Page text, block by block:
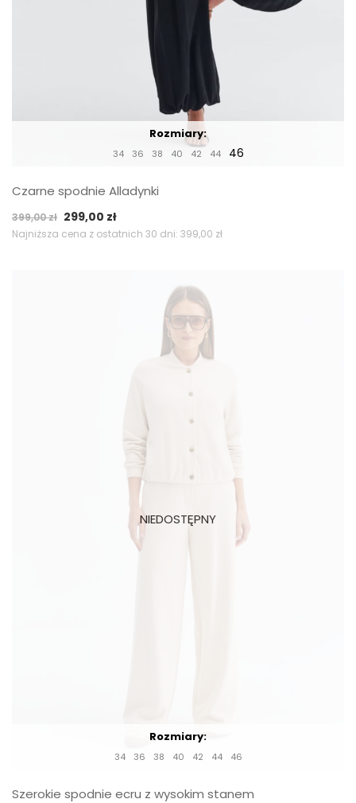
Rozmiary:
34 36 38 40 42 44 46
Czarne spodnie Alladynki
399,00zł Pierwotna
cena
299,00 złAktualna
cena
Najniższa cena z ostatnich 30 dni: 399,00 zł
Rozmiary:
34 36 38 40 42 44 46
Szerokie spodnie ecru z wysokim stanem